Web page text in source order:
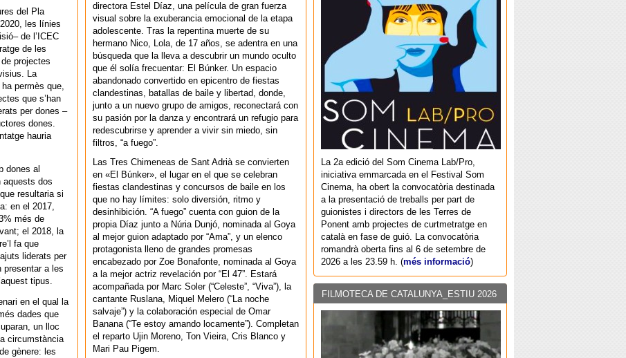
del Pla
les línies
de l’ICEC
de les
projectes
La
permès que,
que s’han
per dones –
dones.
hauria
dones al
aquests dos
resultaria si
en el 2017,
més de
el 2018, la
fa que
liderats per
presentar a les
tipus.
en el qual la
dades que
un lloc
circumstància
gènere: les
La 2a edició del Som Cinema Lab/Pro,
iniciativa emmarcada en el Festival Som
Cinema, ha obert la convocatòria destinada
a la presentació de treballs per part de
guionistes i directors de les Terres de
Ponent amb projectes de curtmetratge en
català en fase de guió. La convocatòria
romandrà oberta fins al 6 de setembre de
2026 a les 23.59 h. (més informació)
FILMOTECA DE CATALUNYA_ESTIU 2026
directora Estel Díaz, una película de gran fuerza
visual sobre la exuberancia emocional de la etapa
adolescente. Tras la repentina muerte de su
hermano Nico, Lola, de 17 años, se adentra en una
búsqueda que la lleva a descubrir un mundo oculto
que él solía frecuentar: El Búnker. Un espacio
abandonado convertido en epicentro de fiestas
clandestinas, batallas de baile y libertad, donde,
junto a un nuevo grupo de amigos, reconectará con
su pasión por la danza y encontrará un refugio para
redescubrirse y aprender a vivir sin miedo, sin
filtros, “a fuego”.
Las Tres Chimeneas de Sant Adrià se convierten
en «El Búnker», el lugar en el que se celebran
fiestas clandestinas y concursos de baile en los
que no hay límites: solo diversión, ritmo y
desinhibición. “A fuego” cuenta con guion de la
propia Díaz junto a Núria Dunjó, nominada al Goya
al mejor guion adaptado por “Ama”, y un elenco
protagonista lleno de grandes promesas
encabezado por Zoe Bonafonte, nominada al Goya
a la mejor actriz revelación por “El 47”. Estará
acompañada por Marc Soler (“Celeste”, “Viva”), la
cantante Ruslana, Miquel Melero (“La noche
salvaje”) y la colaboración especial de Omar
Banana (“Te estoy amando locamente”). Completan
el reparto Ujin Moreno, Ton Vieira, Cris Blanco y
Mari Pau Pigem.